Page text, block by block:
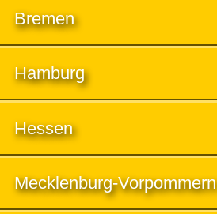
Bremen
Hamburg
Hessen
Mecklenburg-Vorpommern